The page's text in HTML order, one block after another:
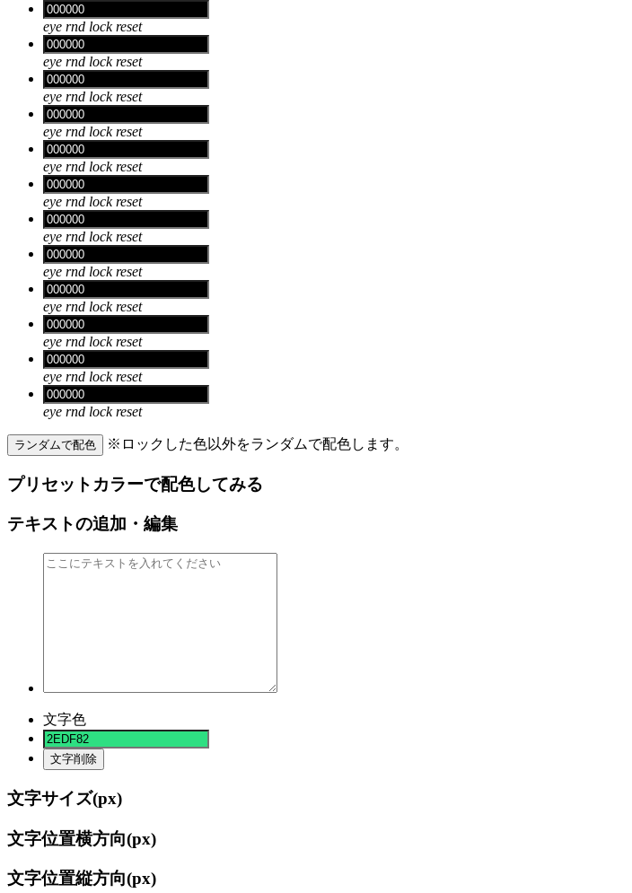
eye rnd lock reset
eye rnd lock reset
eye rnd lock reset
eye rnd lock reset
eye rnd lock reset
eye rnd lock reset
eye rnd lock reset
eye rnd lock reset
eye rnd lock reset
eye rnd lock reset
eye rnd lock reset
eye rnd lock reset
ランダムで配色 ※ロックした色以外をランダムで配色します。
プリセットカラーで配色してみる
テキストの追加・編集
文字色
文字削除
文字サイズ(px)
文字位置横方向(px)
文字位置縦方向(px)